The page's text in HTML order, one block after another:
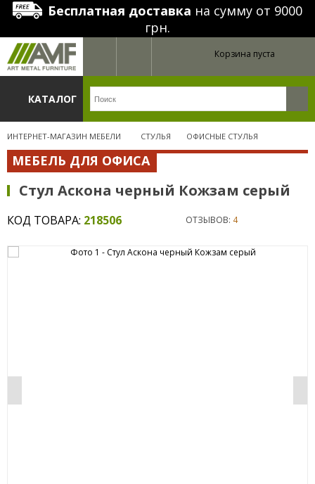
Бесплатная доставка на сумму от 9000
грн.
Корзина пуста
КАТАЛОГ
ИНТЕРНЕТ-МАГАЗИН МЕБЕЛИ СТУЛЬЯ ОФИСНЫЕ СТУЛЬЯ
МЕБЕЛЬ ДЛЯ ОФИСА
Стул Аскона черный Кожзам серый
КОД ТОВАРА: 218506 ОТЗЫВОВ: 4